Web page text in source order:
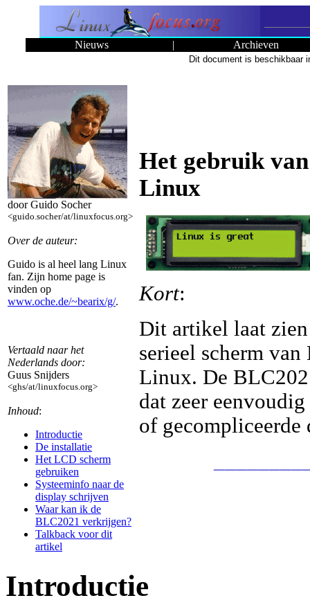
Nieuws | Archieven
Dit document is beschikbaar
door Guido Socher
<guido.socher/at/linuxfocus.org>
Over de auteur:
Guido is al heel lang Linux
fan. Zijn home page is
vinden op
www.oche.de/~bearix/g/.
Vertaald naar het
Nederlands door:
Guus Snijders
<ghs/at/linuxfocus.org>
Inhoud:
Introductie
De installatie
Het LCD scherm
gebruiken
Systeeminfo naar de
display schrijven
Waar kan ik de
BLC2021 verkrijgen?
Talkback voor dit
artikel
Het gebruik
Linux
Kort:
Dit artikel laat
serieel scherm
Linux. De
dat zeer
of
Introductie